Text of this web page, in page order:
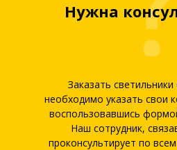
Нужна
Заказать
необходимо указать свои
воспользовавшись
Наш сотрудник,
проконсультирует по